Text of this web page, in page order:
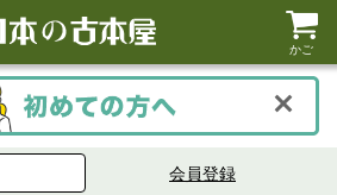
かご
会員登録